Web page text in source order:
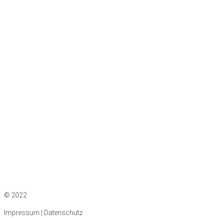
© 2022
Impressum | Datenschutz